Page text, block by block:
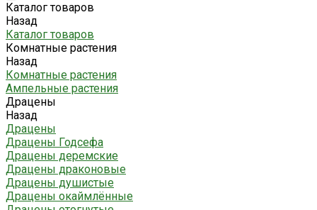
Каталог товаров
Назад
Каталог товаров
Комнатные растения
Назад
Комнатные растения
Ампельные растения
Драцены
Назад
Драцены
Драцены Годсефа
Драцены деремские
Драцены драконовые
Драцены душистые
Драцены окаймлённые